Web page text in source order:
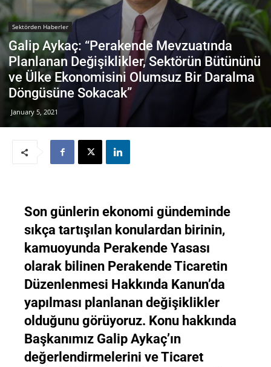
Sektörden Haberler
Galip Aykaç: “Perakende Mevzuatında
Planlanan Değişiklikler, Sektörün Bütününü
ve Ülke Ekonomisini Olumsuz Bir Daralma
Döngüsüne Sokacak”
January 5, 2021
Son günlerin ekonomi gündeminde
sıkça tartışılan konulardan birinin,
kamuoyunda Perakende Yasası
olarak bilinen Perakende Ticaretin
Düzenlenmesi Hakkında Kanun’da
yapılması planlanan değişiklikler
olduğunu görüyoruz. Konu hakkında
Başkanımız Galip Aykaç’ın
değerlendirmelerini ve Ticaret